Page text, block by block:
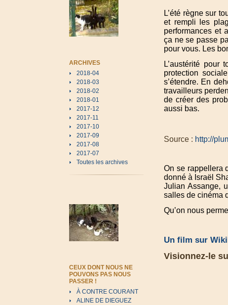
ARCHIVES
2018-04
2018-03
2018-02
2018-01
2017-12
2017-11
2017-10
2017-09
2017-08
2017-07
Toutes les archives
CEUX DONT NOUS NE
POUVONS PAS NOUS
PASSER !
À CONTRE COURANT
ALINE DE DIEGUEZ
L’été règne sur
et rempli les
performances et
ça ne se passe
pour vous. Les
L’austérité pour
protection
s’étendre. En
travailleurs
de créer des
aussi bas.
Source : http://
On se rappellera
donné à Israël
Julian Assange,
salles de cinéma
Qu’on nous
Un film sur
Visionnez-le